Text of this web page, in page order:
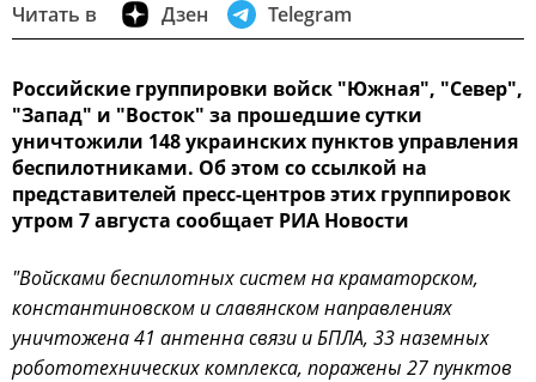
Читать в Дзен Telegram
Российские группировки войск "Южная", "Север",
"Запад" и "Восток" за прошедшие сутки
уничтожили 148 украинских пунктов управления
беспилотниками. Об этом со ссылкой на
представителей пресс-центров этих группировок
утром 7 августа сообщает РИА Новости
"Войсками беспилотных систем на краматорском,
константиновском и славянском направлениях
уничтожена 41 антенна связи и БПЛА, 33 наземных
робототехнических комплекса, поражены 27 пунктов